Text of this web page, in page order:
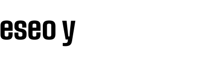
y